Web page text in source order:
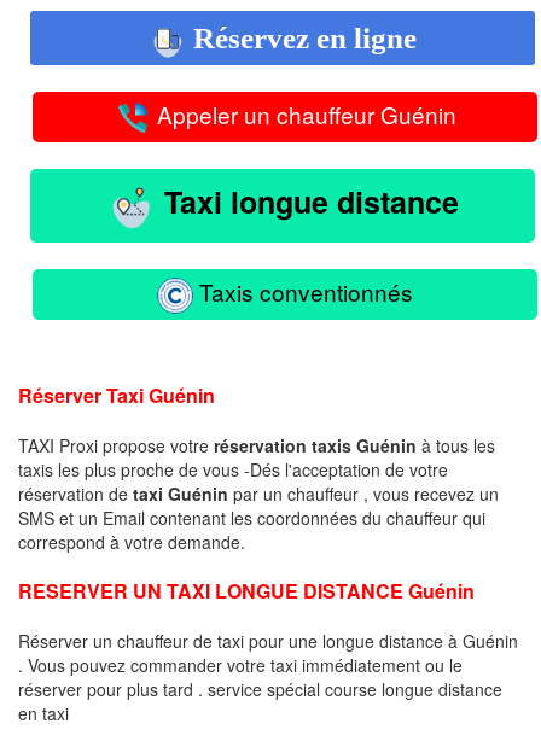
Réservez en ligne
Appeler un chauffeur Guénin
Taxi longue distance
Taxis conventionnés
Réserver Taxi Guénin
TAXI Proxi propose votre réservation taxis Guénin à tous les
taxis les plus proche de vous -Dés l'acceptation de votre
réservation de taxi Guénin par un chauffeur , vous recevez un
SMS et un Email contenant les coordonnées du chauffeur qui
correspond à votre demande.
RESERVER UN TAXI LONGUE DISTANCE Guénin
Réserver un chauffeur de taxi pour une longue distance à Guénin
. Vous pouvez commander votre taxi immédiatement ou le
réserver pour plus tard . service spécial course longue distance
en taxi